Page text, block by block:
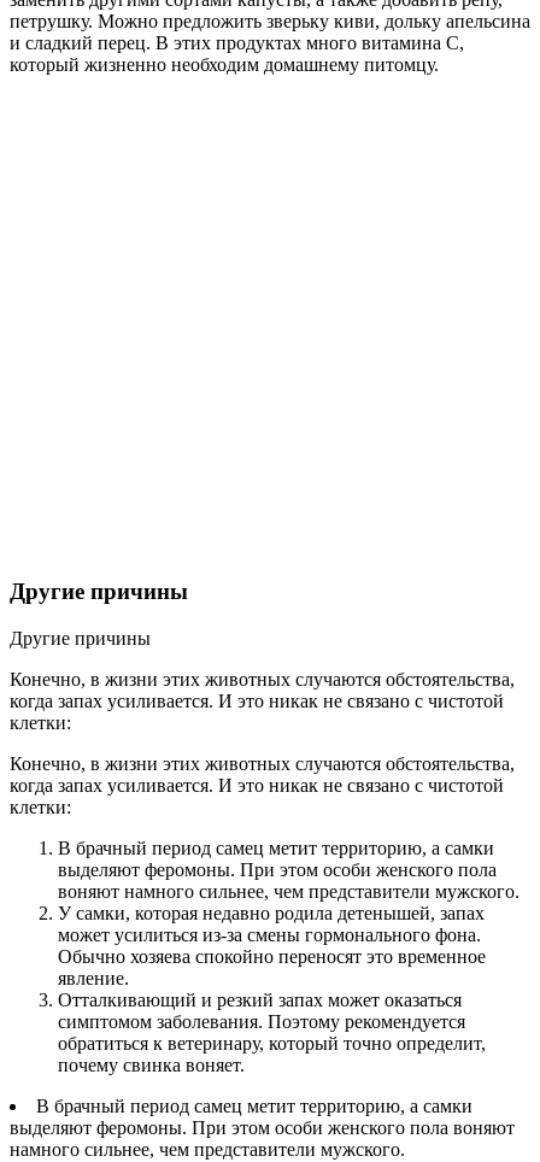
петрушку. Можно предложить зверьку киви, дольку апельсина
и сладкий перец. В этих продуктах много витамина С,
который жизненно необходим домашнему питомцу.
Другие причины
Другие причины
Конечно, в жизни этих животных случаются обстоятельства,
когда запах усиливается. И это никак не связано с чистотой
клетки:
Конечно, в жизни этих животных случаются обстоятельства,
когда запах усиливается. И это никак не связано с чистотой
клетки:
В брачный период самец метит территорию, а самки
выделяют феромоны. При этом особи женского пола
воняют намного сильнее, чем представители мужского.
У самки, которая недавно родила детенышей, запах
может усилиться из-за смены гормонального фона.
Обычно хозяева спокойно переносят это временное
явление.
Отталкивающий и резкий запах может оказаться
симптомом заболевания. Поэтому рекомендуется
обратиться к ветеринару, который точно определит,
почему свинка воняет.
В брачный период самец метит территорию, а самки
выделяют феромоны. При этом особи женского пола воняют
намного сильнее, чем представители мужского.